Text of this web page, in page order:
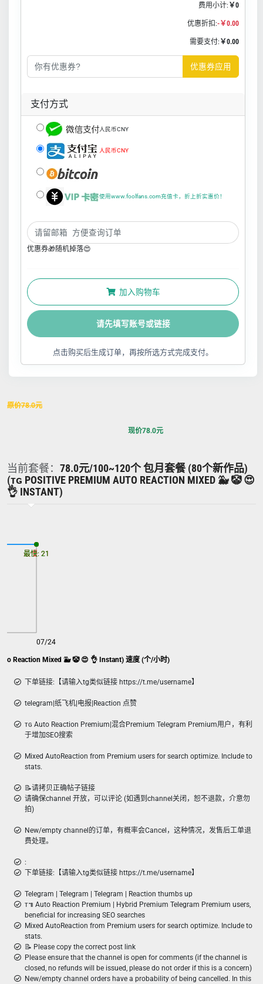
费用小计: ￥0
优惠折扣:-￥0.00
需要支付: ￥0.00
优惠券应用
支付方式
人民币CNY
人民币CNY
使用www.foolfans.com充值卡，折上折实惠价！
优惠券🎁随机掉落😍
加入购物车
请先填写账号或链接
点击购买后生成订单，再按所选方式完成支付。
原价78.0元
现价78.0元
当前套餐： 78.0元/100~120个 包月套餐 (80个新作品)
(ᴛɢ POSITIVE PREMIUM AUTO REACTION MIXED 🐳 🤡 😍
👌 INSTANT)
Reaction Mixed 🐳 🤡 😍 👌 Instant) 速度 (个/小时)
07/24
最慢: 21
最快: 21
下单链接:【请输入tg类似链接 https://t.me/username】
telegram|纸飞机|电报|Reaction 点赞
ᴛɢ Auto Reaction Premium|混合Premium Telegram Premium用户，有利
于增加SEO搜索
Mixed AutoReaction from Premium users for search optimize. Include to
stats.
📝请拷贝正确帖子链接
请确保channel 开放，可以评论 (如遇到channel关闭，恕不退款，介意勿
拍)
New/empty channel的订单，有概率会Cancel，这种情况，发售后工单退
费处理。
:
下单链接:【请输入tg类似链接 https://t.me/username】
Telegram | Telegram | Telegram | Reaction thumbs up
ᴛ៕ Auto Reaction Premium | Hybrid Premium Telegram Premium users,
beneficial for increasing SEO searches
Mixed AutoReaction from Premium users for search optimize. Include to
stats.
📝 Please copy the correct post link
Please ensure that the channel is open for comments (if the channel is
closed, no refunds will be issued, please do not order if this is a concern)
New/empty channel orders have a probability of being cancelled. In this